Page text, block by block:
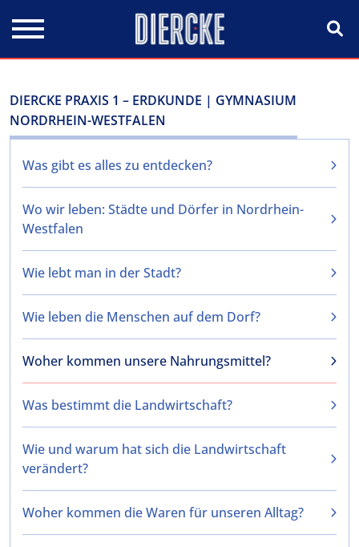
DIERCKE PRAXIS 1 – ERDKUNDE | GYMNASIUM
NORDRHEIN-WESTFALEN
Was gibt es alles zu entdecken?
Wo wir leben: Städte und Dörfer in Nordrhein-
Westfalen
Wie lebt man in der Stadt?
Wie leben die Menschen auf dem Dorf?
Woher kommen unsere Nahrungsmittel?
Was bestimmt die Landwirtschaft?
Wie und warum hat sich die Landwirtschaft
verändert?
Woher kommen die Waren für unseren Alltag?